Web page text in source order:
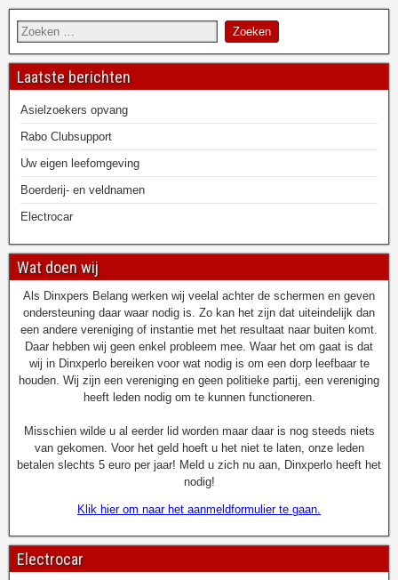
Laatste berichten
Asielzoekers opvang
Rabo Clubsupport
Uw eigen leefomgeving
Boerderij- en veldnamen
Electrocar
Wat doen wij
Als Dinxpers Belang werken wij veelal achter de schermen en geven
ondersteuning daar waar nodig is. Zo kan het zijn dat uiteindelijk dan
een andere vereniging of instantie met het resultaat naar buiten komt.
Daar hebben wij geen enkel probleem mee. Waar het om gaat is dat
wij in Dinxperlo bereiken voor wat nodig is om een dorp leefbaar te
houden. Wij zijn een vereniging en geen politieke partij, een vereniging
heeft leden nodig om te kunnen functioneren.
Misschien wilde u al eerder lid worden maar daar is nog steeds niets
van gekomen. Voor het geld hoeft u het niet te laten, onze leden
betalen slechts 5 euro per jaar! Meld u zich nu aan, Dinxperlo heeft het
nodig!
Klik hier om naar het aanmeldformulier te gaan.
Electrocar